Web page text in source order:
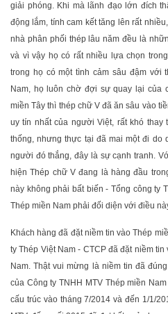
giải phóng. Khi mà lãnh đạo lớn đích
động lắm, tính cam kết tăng lên rất
nhà phân phối thép lâu năm đều là
và vì vậy họ có rất nhiều lựa chọn
trong họ có một tình cảm sâu đậm với
Nam, họ luôn chờ đợi sự quay lại của
miền Tây thì thép chữ V đã ăn sâu vào
uy tín nhất của người Việt, rất khó
thống, nhưng thực tại đã mai một đi do
người đó thắng, đây là sự cạnh tranh.
hiện Thép chữ V đang là hàng đầu
này không phải bất biến - Tổng công ty
Thép miền Nam phải đối diện với điều
Khách hàng đã đặt niềm tin vào Thép
ty Thép Việt Nam - CTCP đã đặt niềm
Nam. Thật vui mừng là niềm tin đã
của Công ty TNHH MTV Thép miền
cấu trúc vào tháng 7/2014 và đến 1/1/